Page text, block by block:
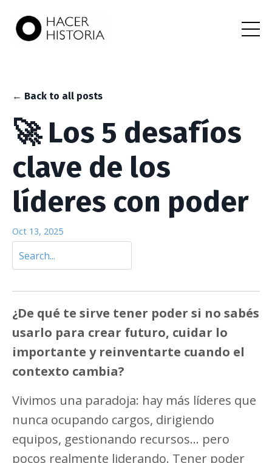
← Back to all posts
🚀 Los 5 desafíos
clave de los
líderes con poder
Oct 13, 2025
¿De qué te sirve tener poder si no sabés
usarlo para crear futuro, cuidar lo
importante y reinventarte cuando el
contexto cambia?
Vivimos una paradoja: hay más líderes que
nunca ocupando cargos, dirigiendo
equipos, gestionando recursos... pero
pocos realmente liderando. Tener poder